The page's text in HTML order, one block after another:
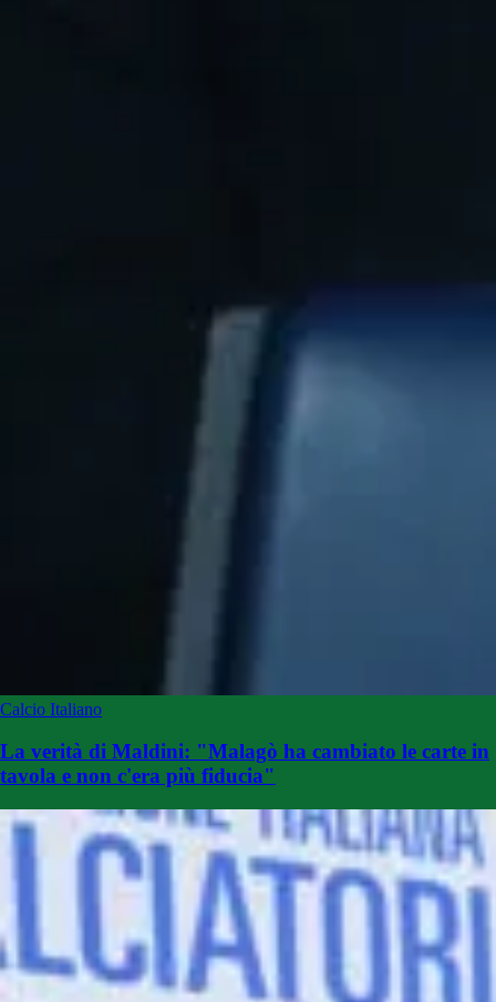
Calcio Italiano
La verità di Maldini: "Malagò ha cambiato le carte in
tavola e non c'era più fiducia"